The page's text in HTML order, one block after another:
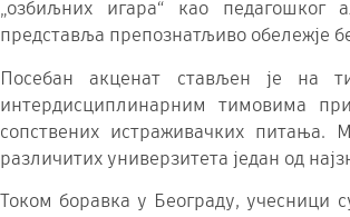
„озбиљних игара“ као
представља препознатљиво обележје
Посебан акценат стављен је на
интердисциплинарним тимовима
сопствених истраживачких
различитих универзитета један од
Током боравка у Београду, учесници